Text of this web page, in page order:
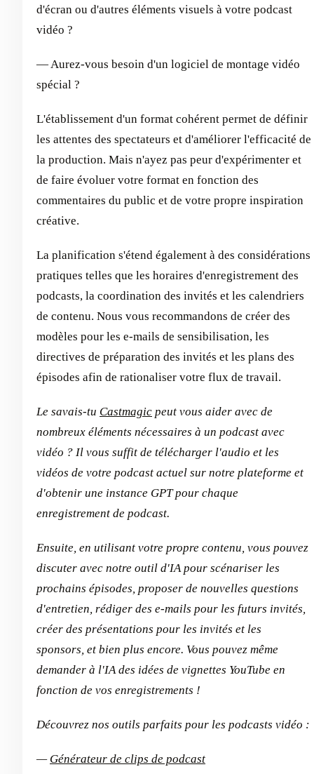
d'écran ou d'autres éléments visuels à votre podcast
vidéo ?
— Aurez-vous besoin d'un logiciel de montage vidéo
spécial ?
L'établissement d'un format cohérent permet de définir
les attentes des spectateurs et d'améliorer l'efficacité de
la production. Mais n'ayez pas peur d'expérimenter et
de faire évoluer votre format en fonction des
commentaires du public et de votre propre inspiration
créative.
La planification s'étend également à des considérations
pratiques telles que les horaires d'enregistrement des
podcasts, la coordination des invités et les calendriers
de contenu. Nous vous recommandons de créer des
modèles pour les e-mails de sensibilisation, les
directives de préparation des invités et les plans des
épisodes afin de rationaliser votre flux de travail.
Le savais-tu Castmagic peut vous aider avec de
nombreux éléments nécessaires à un podcast avec
vidéo ? Il vous suffit de télécharger l'audio et les
vidéos de votre podcast actuel sur notre plateforme et
d'obtenir une instance GPT pour chaque
enregistrement de podcast.
Ensuite, en utilisant votre propre contenu, vous pouvez
discuter avec notre outil d'IA pour scénariser les
prochains épisodes, proposer de nouvelles questions
d'entretien, rédiger des e-mails pour les futurs invités,
créer des présentations pour les invités et les
sponsors, et bien plus encore. Vous pouvez même
demander à l'IA des idées de vignettes YouTube en
fonction de vos enregistrements !
Découvrez nos outils parfaits pour les podcasts vidéo :
— Générateur de clips de podcast